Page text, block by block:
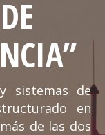
sistemas de
en
de las dos